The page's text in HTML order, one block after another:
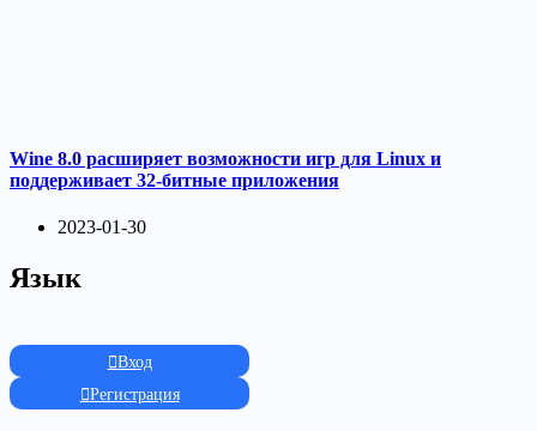
Wine 8.0 расширяет возможности игр для Linux и
поддерживает 32-битные приложения
2023-01-30
Язык
Вход
Регистрация